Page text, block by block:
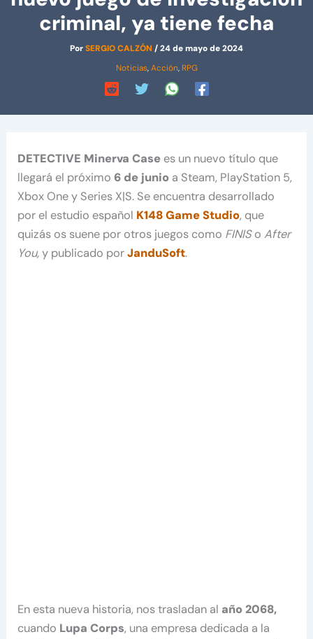
criminal, ya tiene fecha
PorSERGIO CALZÓN /24 de mayo de 2024
Noticias,Acción, RPG
DETECTIVE Minerva Case es un nuevo título que
llegará el próximo 6 de junio a Steam, PlayStation 5,
Xbox One y Series X|S. Se encuentra desarrollado
por el estudio español K148 Game Studio, que
quizás os suene por otros juegos como FINISoAfter
You,y publicado porJanduSoft.
En esta nueva historia, nos trasladan al año 2068,
cuando Lupa Corps, una empresa dedicada a la